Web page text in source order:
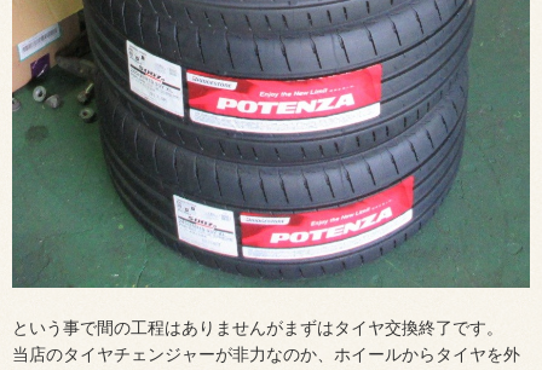
という事で間の工程はありませんがまずはタイヤ交換終了です。
当店のタイヤチェンジャーが非力なのか、ホイールからタイヤを外